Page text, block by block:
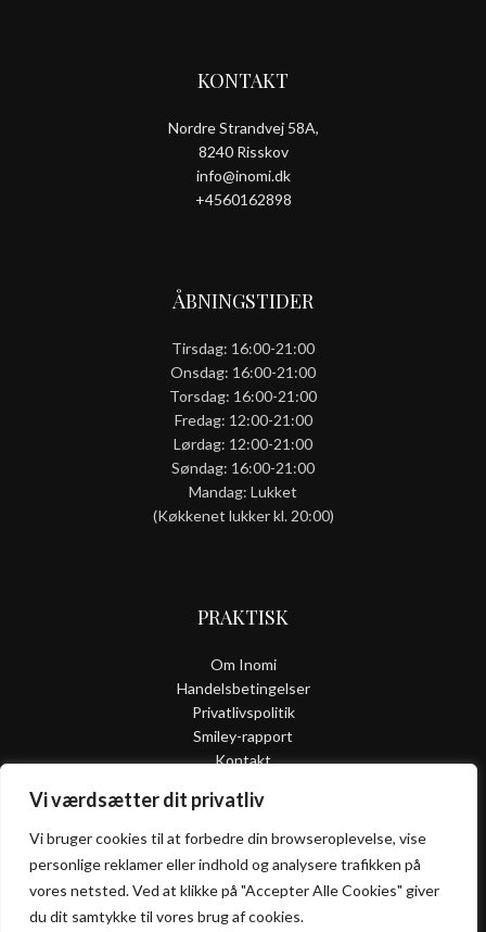
Vi værdsætter dit privatliv
Vi bruger cookies til at forbedre din browseroplevelse, vise
personlige reklamer eller indhold og analysere trafikken på
vores netsted. Ved at klikke på "Accepter Alle Cookies" giver
du dit samtykke til vores brug af cookies.
KONTAKT
Nordre Strandvej 58A,
8240 Risskov
info@inomi.dk
+4560162898
ÅBNINGSTIDER
Tirsdag: 16:00-21:00
Onsdag: 16:00-21:00
Torsdag: 16:00-21:00
Fredag: 12:00-21:00
Lørdag: 12:00-21:00
Søndag: 16:00-21:00
Mandag: Lukket
(Køkkenet lukker kl. 20:00)
PRAKTISK
Om Inomi
Handelsbetingelser
Privatlivspolitik
Smiley-rapport
Kontakt
ALLERGI
INFORMATION